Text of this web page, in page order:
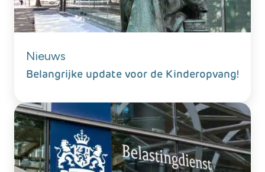
Nieuws
Belangrijke update voor de Kinderopvang!